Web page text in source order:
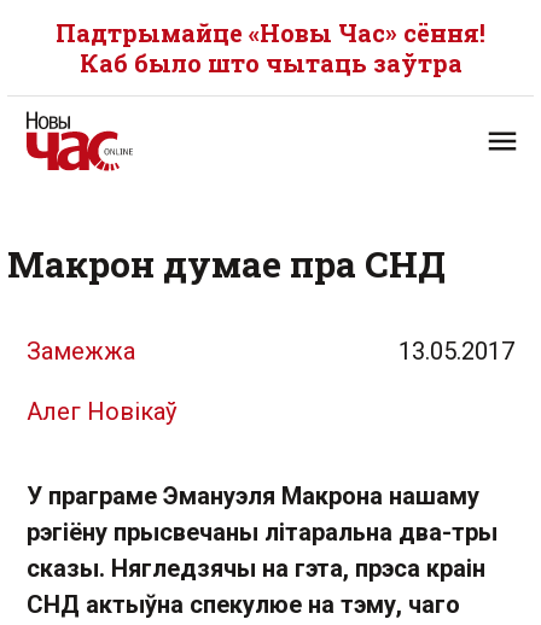
Падтрымайце «Новы Час» сёння!
Каб было што чытаць заўтра
Макрон думае пра СНД
Замежжа 13.05.2017
Алег Новікаў
У праграме Эмануэля Макрона нашаму
рэгіёну прысвечаны літаральна два-тры
сказы. Нягледзячы на гэта, прэса краін
СНД актыўна спекулюе на тэму, чаго